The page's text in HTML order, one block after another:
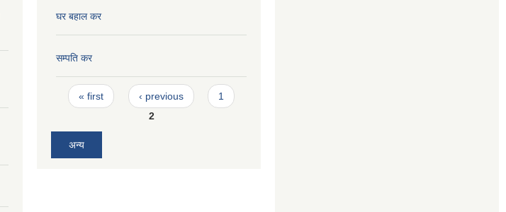
घर बहाल कर
सम्पति कर
Pages
« first ‹ previous
1
2
अन्य